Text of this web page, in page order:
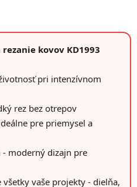
rezanie kovov KD1993
pri intenzívnom
rez bez otrepov
pre priemysel a
- moderný dizajn pre
vaše projekty - dielňa,